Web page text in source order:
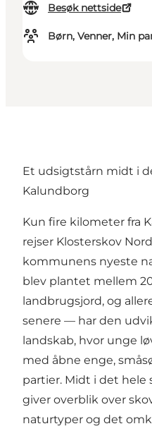
Besøk nettside
Børn, Venner, Min
Et udsigtstårn midt i
Kalundborg
Kun fire kilometer fra
rejser Klosterskov
kommunens nyeste
blev plantet mellem
landbrugsjord, og
senere — har den
landskab, hvor unge
med åbne enge,
partier. Midt i det hele
giver overblik over
naturtyper og det